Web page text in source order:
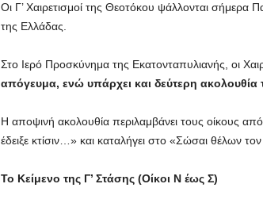
Οι Γ’ Χαιρετισμοί της Θεοτόκου ψάλλονται σήμερα
της Ελλάδας.
Στο Ιερό Προσκύνημα της Εκατονταπυλιανής, οι
απόγευμα, ενώ υπάρχει και δεύτερη
Η αποψινή ακολουθία περιλαμβάνει τους οίκους
έδειξε κτίσιν…» και καταλήγει στο «Σώσαι θέλων
Το Κείμενο της Γ’ Στάσης (Οίκοι Ν έως Σ)